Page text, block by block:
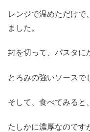
レンジで温めただけで
ました。
封を切って、パスタに
とろみの強いソースで
そして、食べてみると
たしかに濃厚なのです